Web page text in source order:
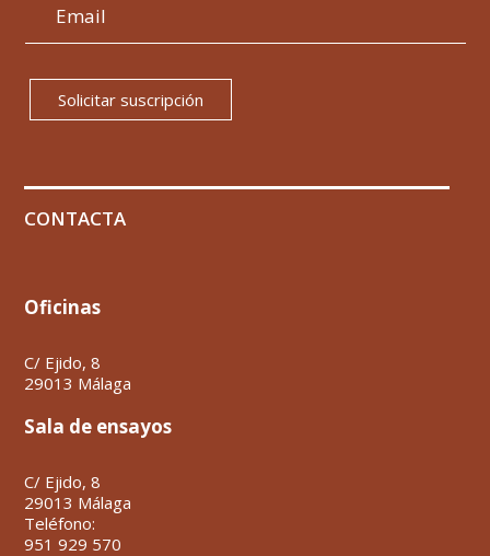
Solicitar suscripción
CONTACTA
Oficinas
C/ Ejido, 8
29013 Málaga
Sala de ensayos
C/ Ejido, 8
29013 Málaga
Teléfono:
951 929 570